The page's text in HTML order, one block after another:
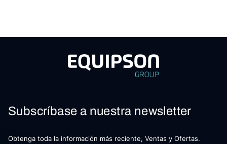
Subscríbase a nuestra newsletter
Obtenga toda la información más reciente, Ventas y Ofertas.